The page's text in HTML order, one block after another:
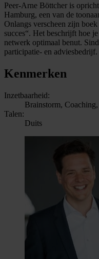
Peer-Arne Böttcher is
Hamburg, een van de
Onlangs verscheen zijn
succes“. Het beschrijft hoe
netwerk optimaal benut.
participatie- en adviesbedrijf.
Kenmerken
Inzetbaarheid:
Brainstorm,
Talen:
Duits